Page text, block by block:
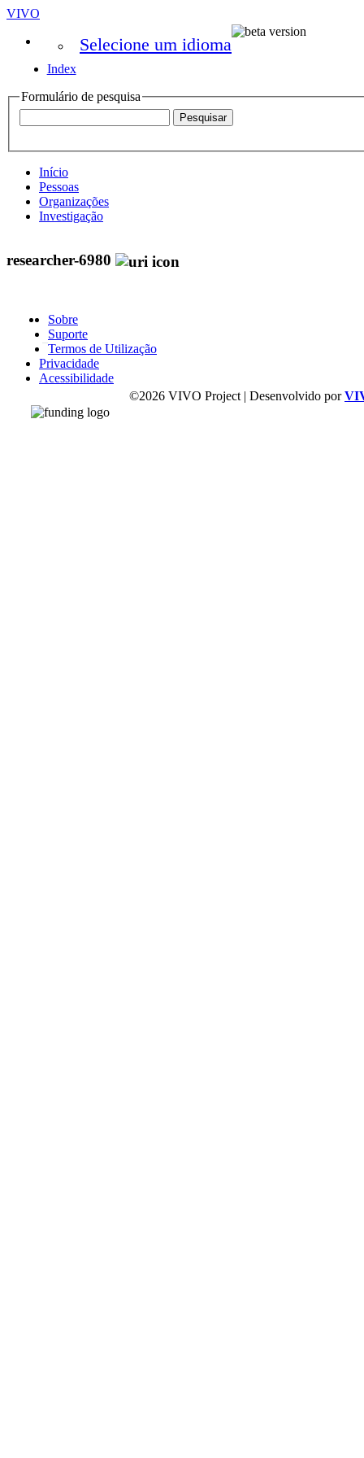
VIVO
Selecione um idioma
Index
Formulário de pesquisa
Início
Pessoas
Organizações
Investigação
researcher-6980
Sobre
Suporte
Termos de Utilização
Privacidade
Acessibilidade
©2026 VIVO Project | Desenvolvido por